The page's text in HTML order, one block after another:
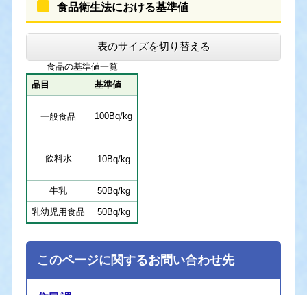
食品衛生法における基準値
表のサイズを切り替える
食品の基準値一覧
品目
基準値
一般食品 100Bq/kg
飲料水 10Bq/kg
牛乳 50Bq/kg
乳幼児用食品 50Bq/kg
このページに関するお問い合わせ先